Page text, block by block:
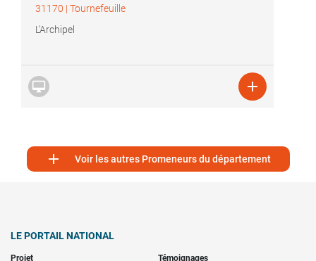
31170 | Tournefeuille
L'Archipel
 
 Voir les autres Promeneurs du département
LE PORTAIL NATIONAL
Projet Témoignages